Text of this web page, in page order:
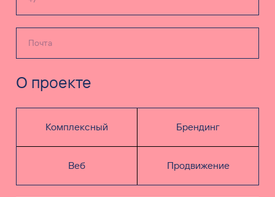
О проекте
Комплексный Брендинг
Веб Продвижение